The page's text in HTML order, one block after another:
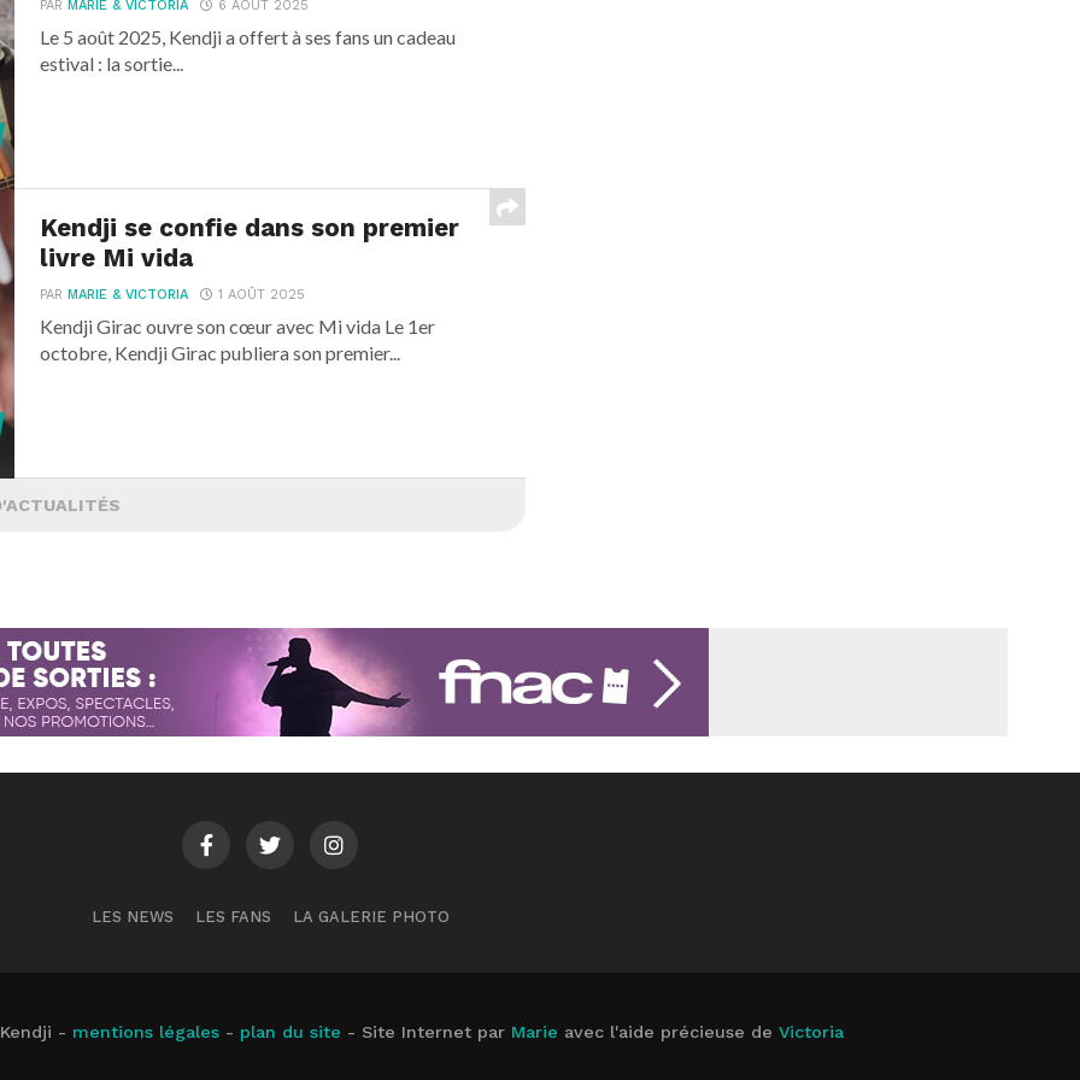
PAR MARIE & VICTORIA 6 AOÛT 2025
Le 5 août 2025, Kendji a offert à ses fans un cadeau
estival : la sortie...
Kendji se confie dans son premier
livre Mi vida
PARMARIE & VICTORIA 1 AOÛT 2025
Kendji Girac ouvre son cœur avec Mi vida Le 1er
octobre, Kendji Girac publiera son premier...
LES NEWS LES FANS LA GALERIE PHOTO
- mentions légales- plan du site - Site Internet par Marie avec l'aide précieuse de Victoria